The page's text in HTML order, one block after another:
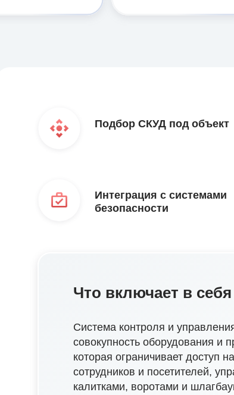
Что включает в
Система контроля и
совокупность оборудования и
которая ограничивает доступ
сотрудников и посетителей,
калитками, воротами и
Интеграция с системами
безопасности
Подбор СКУД под объект